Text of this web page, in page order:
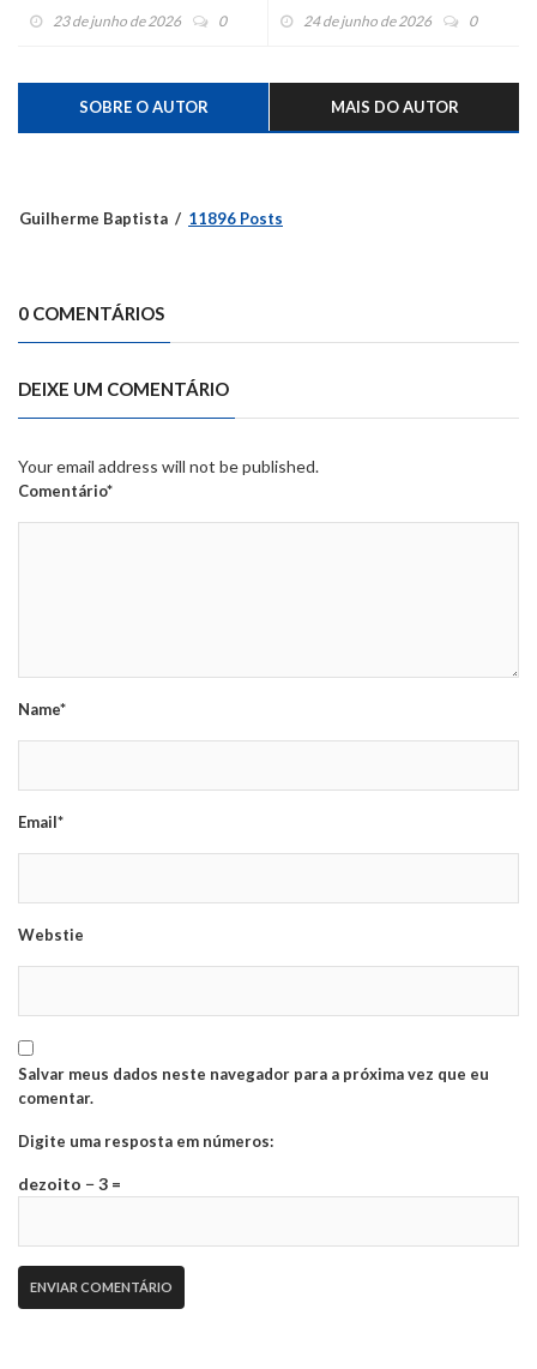
reconhece Voluntersul como
Voluntários
23 de junho de 2026 0 24 de junho de 2026 0
SOBRE O AUTOR MAIS DO AUTOR
Guilherme Baptista 11896 Posts
0 COMENTÁRIOS
DEIXE UM COMENTÁRIO
Your email address will not be published.
Comentário*
Name*
Email*
Webstie
Salvar meus dados neste navegador para a próxima vez que eu
comentar.
Digite uma resposta em números:
dezoito − 3 =